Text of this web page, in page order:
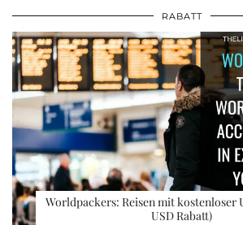
RABATT
Worldpackers: Reisen mit kostenloser
USD Rabatt)